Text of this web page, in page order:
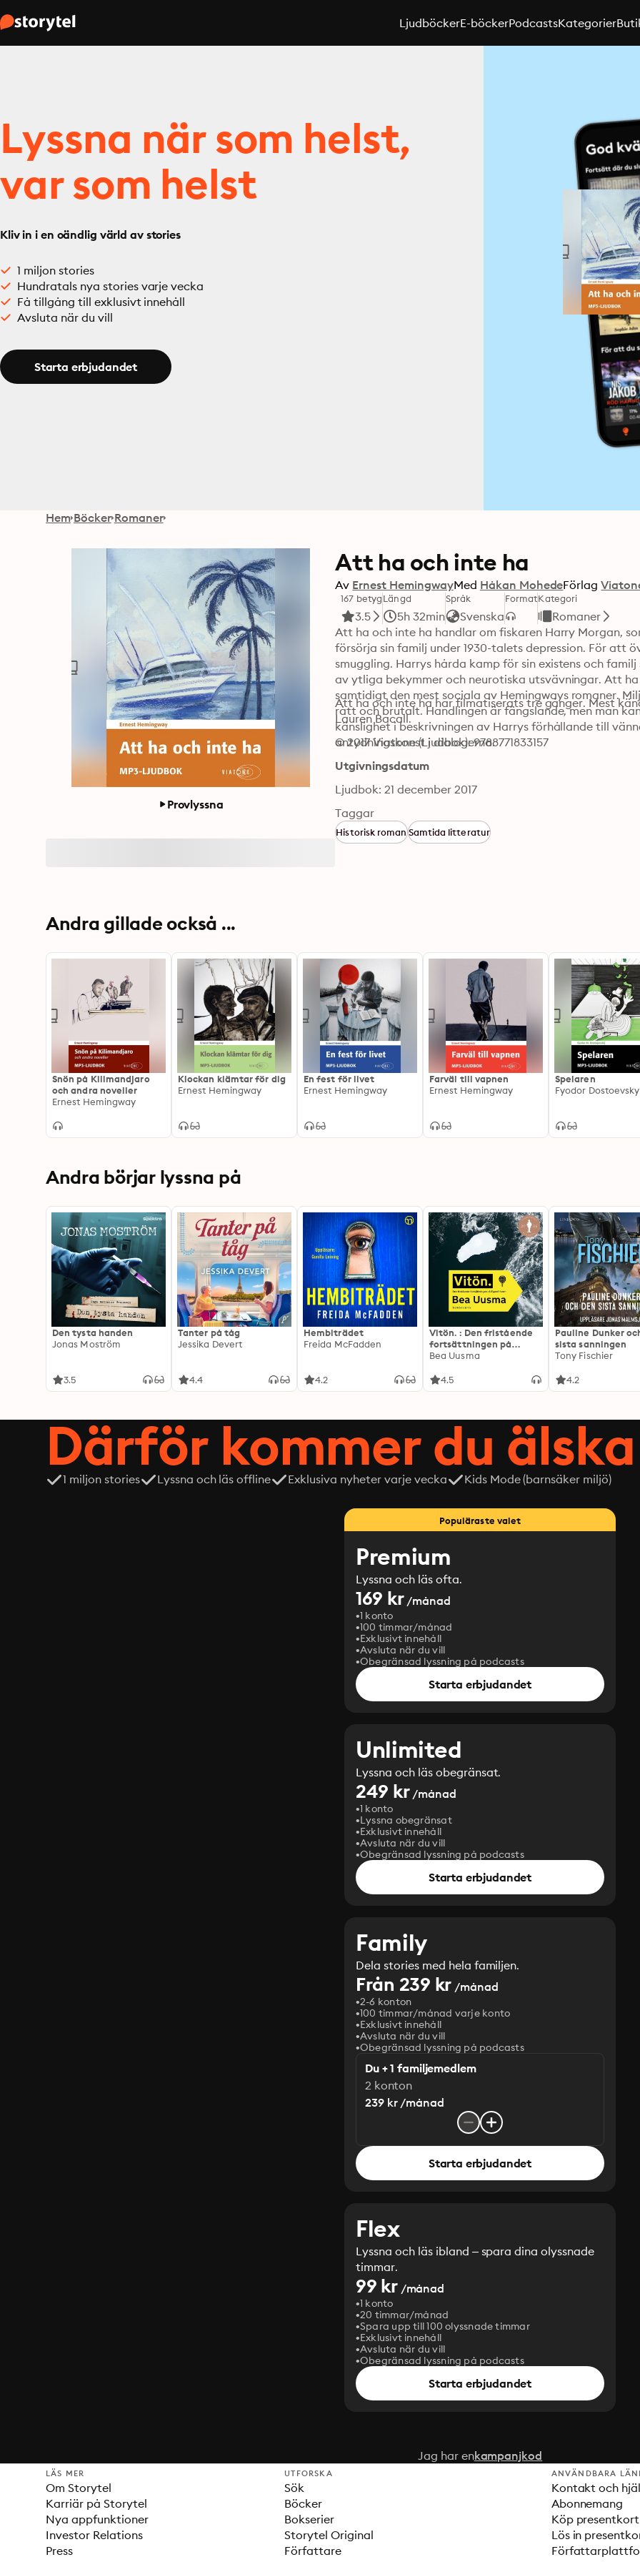
LjudböckerE-böckerPodcastsKategorier
Lyssna när som helst,
var som helst
Kliv in i en oändlig värld av stories
1 miljon stories
Hundratals nya stories varje vecka
Få tillgång till exklusivt innehåll
Avsluta när du vill
Starta erbjudandet
Hem Böcker Romaner
Provlyssna
Att ha och inte ha
Av Ernest HemingwayMed Håkan MohedeFörlag
167 betyg
3.5
Längd
5h 32min
Språk
Svenska
FormatKategori
Romaner
Att ha och inte ha handlar om fiskaren Harry Morgan,
försörja sin familj under 1930-talets depression. För att
smuggling. Harrys hårda kamp för sin existens och
av ytliga bekymmer och neurotiska utsvävningar. Att
samtidigt den mest sociala av Hemingways romaner.
rått och brutalt. Handlingen är fängslande, men man
känslighet i beskrivningen av Harrys förhållande till
antydningskonst i dialogerna.
Att ha och inte ha har filmatiserats tre gånger. Mest
Lauren Bacall.
© 2017 Viatone (Ljudbok): 9788771833157
Utgivningsdatum
Ljudbok: 21 december 2017
Taggar
Historisk romanSamtida litteratur
Andra gillade också ...
Snön på Kilimandjaro
och andra noveller
Ernest Hemingway
Klockan klämtar för dig
Ernest Hemingway
En fest för livet
Ernest Hemingway
Farväl till vapnen
Ernest Hemingway
Spelaren
Fyodor Dostoevsky
Andra börjar lyssna på
Den tysta handen
Jonas Moström
3.5
Tanter på tåg
Jessika Devert
4.4
Hembiträdet
Freida McFadden
4.2
Vitön. : Den fristående
fortsättningen på
Expeditionen
Bea Uusma
4.5
Pauline Dunker
sista sanningen
Tony Fischier
4.2
Därför kommer du
1 miljon stories Lyssna och läs offline Exklusiva nyheter varje vecka Kids Mode (barnsäker miljö)
Populäraste valet
Premium
Lyssna och läs ofta.
169 kr/månad
1 konto
100 timmar/månad
Exklusivt innehåll
Avsluta när du vill
Obegränsad lyssning på podcasts
Starta erbjudandet
Unlimited
Lyssna och läs obegränsat.
249 kr/månad
1 konto
Lyssna obegränsat
Exklusivt innehåll
Avsluta när du vill
Obegränsad lyssning på podcasts
Starta erbjudandet
Family
Dela stories med hela familjen.
Från 239 kr /månad
2-6 konton
100 timmar/månad varje konto
Exklusivt innehåll
Avsluta när du vill
Obegränsad lyssning på podcasts
Du + 1 familjemedlem
2 konton
239 kr /månad
Starta erbjudandet
Flex
Lyssna och läs ibland – spara dina olyssnade
timmar.
99 kr/månad
1 konto
20 timmar/månad
Spara upp till 100 olyssnade timmar
Exklusivt innehåll
Avsluta när du vill
Obegränsad lyssning på podcasts
Starta erbjudandet
Jag har enkampanjkod
LÄS MER
Om Storytel
Karriär på Storytel
Nya appfunktioner
Investor Relations
Press
UTFORSKA
Sök
Böcker
Bokserier
Storytel Original
Författare
ANVÄNDBARA
Kontakt och
Abonnemang
Köp presentkort
Lös in